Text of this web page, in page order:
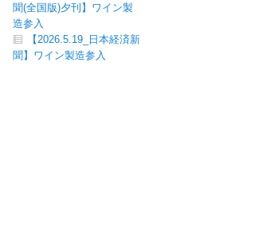
聞(全国版)夕刊】ワイン製
造参入
【2026.5.19_日本経済新
聞】ワイン製造参入